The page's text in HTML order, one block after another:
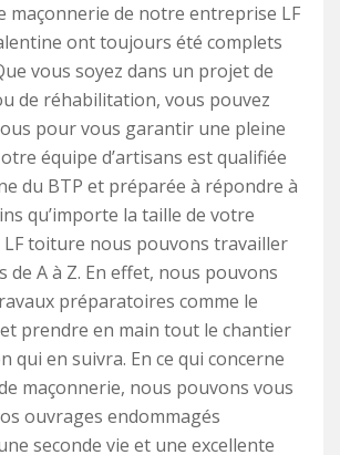
maçonnerie de notre entreprise LF
ont toujours été complets
vous soyez dans un projet de
de réhabilitation, vous pouvez
pour vous garantir une pleine
équipe d’artisans est qualifiée
du BTP et préparée à répondre à
qu’importe la taille de votre
LF toiture nous pouvons travailler
de A à Z. En effet, nous pouvons
préparatoires comme le
prendre en main tout le chantier
qui en suivra. En ce qui concerne
maçonnerie, nous pouvons vous
ouvrages endommagés
seconde vie et une excellente